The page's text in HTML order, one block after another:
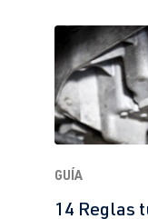
GUÍA
14 Reglas